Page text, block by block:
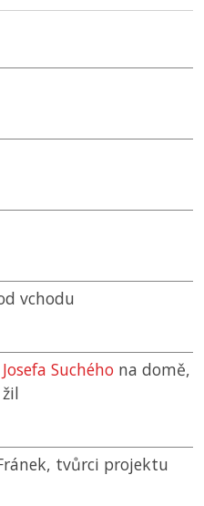
vchodu
Josefa Suchého na domě,
tvůrci projektu